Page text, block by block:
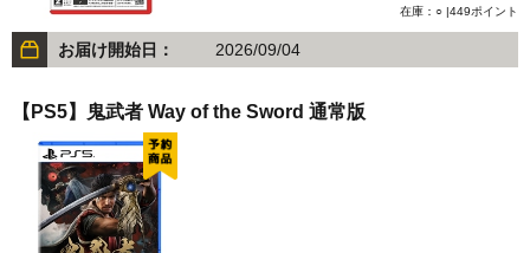
在庫：○ |449ポイント
お届け開始日： 2026/09/04
【PS5】鬼武者 Way of the Sword 通常版